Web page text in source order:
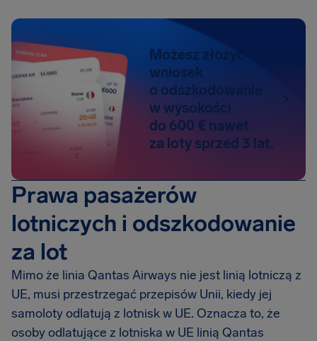
Możesz złożyć
wniosek
o odszkodowanie
w wysokości
do 600 € nawet
za loty sprzed 3 lat.
Prawa pasażerów
lotniczych i odszkodowanie
za lot
Mimo że linia Qantas Airways nie jest linią lotniczą z
UE, musi przestrzegać przepisów Unii, kiedy jej
samoloty odlatują z lotnisk w UE. Oznacza to, że
osoby odlatujące z lotniska w UE linią Qantas